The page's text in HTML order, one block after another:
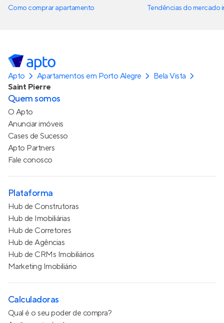
Como comprar apartamento
Tendências do mercado
Apto Apartamentos em Porto Alegre
Bela Vista
Saint Pierre
Quem somos
O Apto
Anunciar imóveis
Cases de Sucesso
Apto Partners
Fale conosco
Plataforma
Hub de Construtoras
Hub de Imobiliárias
Hub de Corretores
Hub de Agências
Hub de CRMs Imobiliários
Marketing Imobiliário
Calculadoras
Qual é o seu poder de compra?